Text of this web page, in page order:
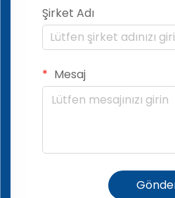
Şirket Adı
Mesaj